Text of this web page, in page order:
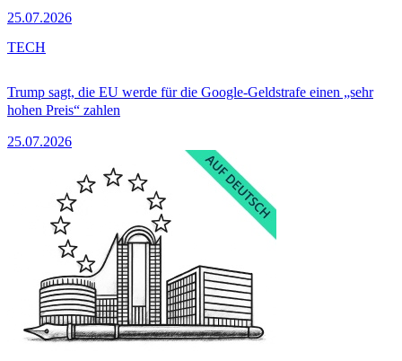
25.07.2026
Trump sagt, die EU werde für die Google-Geldstrafe einen „sehr
hohen Preis“ zahlen
25.07.2026
TECH